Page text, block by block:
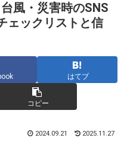
風・災害時のSNS
ェックリストと信
はてブ
コピー
2024.09.21 2025.11.27